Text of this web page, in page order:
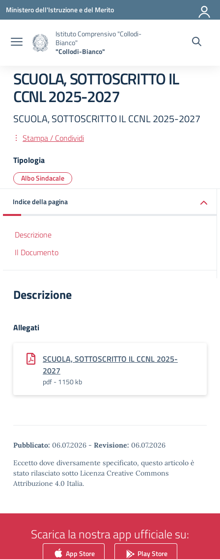
Vai ai contenuti
Vai al menu di navigazione
Vai al footer
Ministero dell'Istruzione e del Merito
Istituto Comprensivo "Collodi-
Bianco"
"Collodi-Bianco"
SCUOLA, SOTTOSCRITTO IL
CCNL 2025-2027
SCUOLA, SOTTOSCRITTO IL CCNL 2025-2027
Stampa / Condividi
Tipologia
Albo Sindacale
Indice della pagina
Descrizione
Il Documento
Descrizione
Allegati
SCUOLA, SOTTOSCRITTO IL CCNL 2025-
2027
pdf - 1150 kb
Pubblicato: 06.07.2026 - Revisione: 06.07.2026
Eccetto dove diversamente specificato, questo articolo è
stato rilasciato sotto Licenza Creative Commons
Attribuzione 4.0 Italia.
Scarica la nostra app ufficiale su:
App Store Play Store